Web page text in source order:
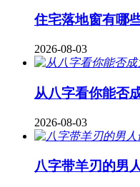
住宅落地窗有哪
2026-08-03
从八字看你能否
2026-08-03
八字带羊刃的男